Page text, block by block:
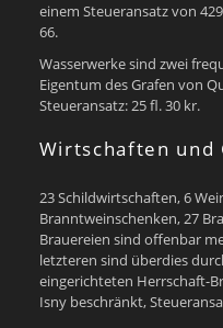
einem Steueransatz von
66.
Wasserwerke sind zwei
Eigentum des Grafen von
Steueransatz: 25 fl. 30 kr.
Wirtschaften und
23 Schildwirtschaften, 6
Branntweinschenken, 27
Brauereien sind offenbar
letzteren sind überdies
eingerichteten Herrschaft-
Isny beschränkt,